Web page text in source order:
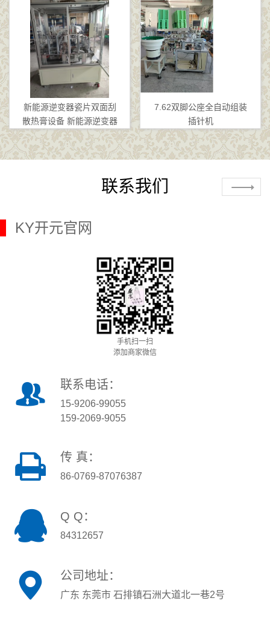
新能源逆变器瓷片双面刮
散热膏设备 新能源逆变器
7.62双脚公座全自动组装
插针机
联系我们
KY开元官网
手机扫一扫
添加商家微信
联系电话：
15-9206-99055
159-2069-9055
传 真：
86-0769-87076387
Q Q：
84312657
公司地址：
广东 东莞市 石排镇石洲大道北一巷2号